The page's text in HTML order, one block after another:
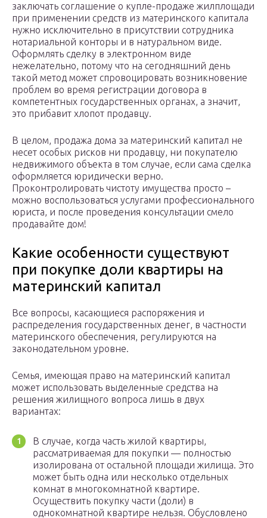
заключать соглашение о купле-продаже жилплощади
при применении средств из материнского капитала
нужно исключительно в присутствии сотрудника
нотариальной конторы и в натуральном виде.
Оформлять сделку в электронном виде
нежелательно, потому что на сегодняшний день
такой метод может спровоцировать возникновение
проблем во время регистрации договора в
компетентных государственных органах, а значит,
это прибавит хлопот продавцу.
В целом, продажа дома за материнский капитал не
несет особых рисков ни продавцу, ни покупателю
недвижимого объекта в том случае, если сама сделка
оформляется юридически верно.
Проконтролировать чистоту имущества просто –
можно воспользоваться услугами профессионального
юриста, и после проведения консультации смело
продавайте дом!
Какие особенности существуют
при покупке доли квартиры на
материнский капитал
Все вопросы, касающиеся распоряжения и
распределения государственных денег, в частности
материнского обеспечения, регулируются на
законодательном уровне.
Семья, имеющая право на материнский капитал
может использовать выделенные средства на
решения жилищного вопроса лишь в двух
вариантах:
В случае, когда часть жилой квартиры,
рассматриваемая для покупки — полностью
изолирована от остальной площади жилища. Это
может быть одна или несколько отдельных
комнат в многокомнатной квартире.
Осуществить покупку части (доли) в
однокомнатной квартире нельзя. Обусловлено